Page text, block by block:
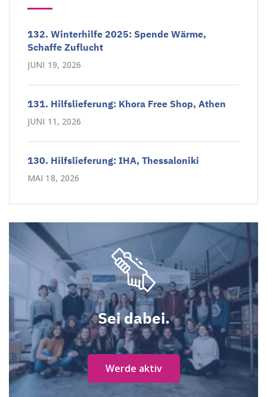
132. Winterhilfe 2025: Spende Wärme,
Schaffe Zuflucht
JUNI 19, 2026
131. Hilfslieferung: Khora Free Shop, Athen
JUNI 11, 2026
130. Hilfslieferung: IHA, Thessaloniki
MAI 18, 2026
Sei dabei.
Werde aktiv